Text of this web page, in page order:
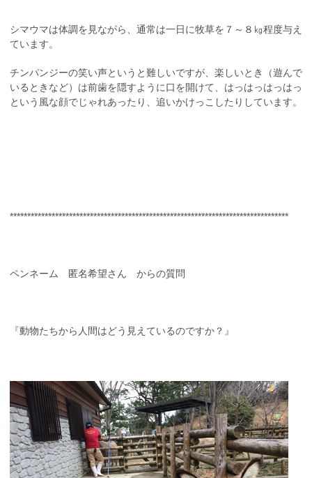
シマウマは体調を見ながら、通常は一日に牧草を７～８㎏程度与え
ています。
チンパンジーの笑い声というと難しいですが、楽しいとき（遊んで
いるときなど）は前歯を隠すように口を開けて、はっはっはっはっ
という風な顔でじゃれあったり、追いかけっこしたりしています。
********************************************************************************
ペンネーム 匿名希望さん からの質問
『動物たちから人間はどう見えているのですか？』